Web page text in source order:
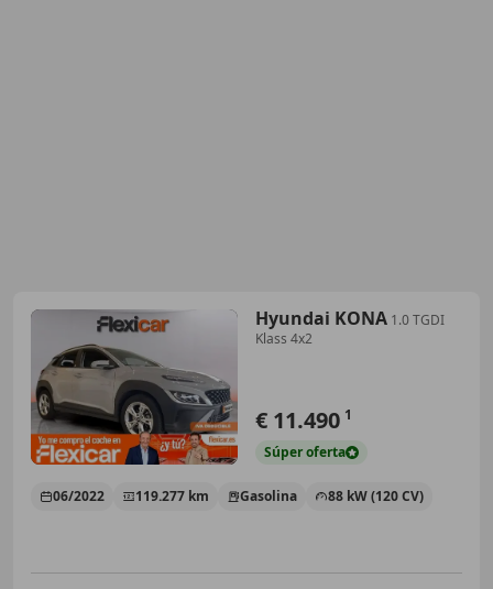
Hyundai KONA 1.0 TGDI
Klass 4x2
€ 11.490 1
Súperoferta
06/2022 119.277 km Gasolina 88 kW (120 CV)